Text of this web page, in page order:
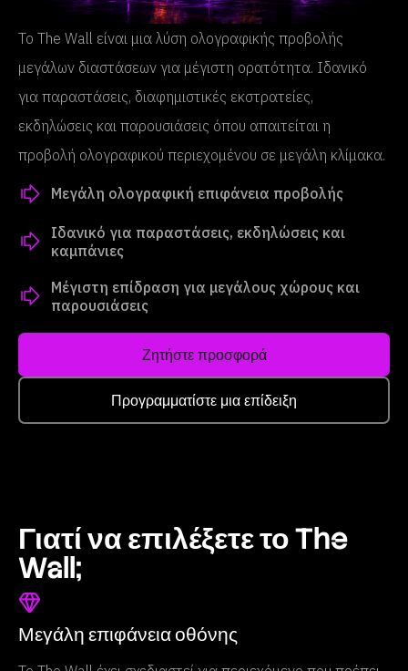
Το The Wall είναι μια λύση ολογραφικής προβολής
μεγάλων διαστάσεων για μέγιστη ορατότητα. Ιδανικό
για παραστάσεις, διαφημιστικές εκστρατείες,
εκδηλώσεις και παρουσιάσεις όπου απαιτείται η
προβολή ολογραφικού περιεχομένου σε μεγάλη κλίμακα.
Μεγάλη ολογραφική επιφάνεια προβολής
Ιδανικό για παραστάσεις, εκδηλώσεις και
καμπάνιες
Μέγιστη επίδραση για μεγάλους χώρους και
παρουσιάσεις
Ζητήστε προσφορά
Προγραμματίστε μια επίδειξη
Γιατί να επιλέξετε το The
Wall;
Μεγάλη επιφάνεια οθόνης